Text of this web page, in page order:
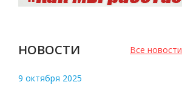
Все новости
НОВОСТИ
9 октября 2025